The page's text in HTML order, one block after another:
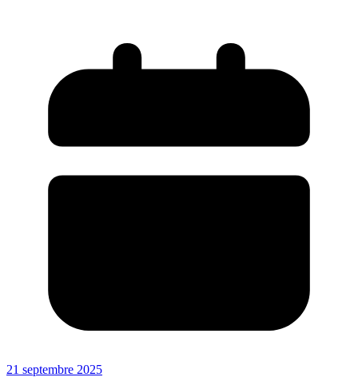
21 septembre 2025